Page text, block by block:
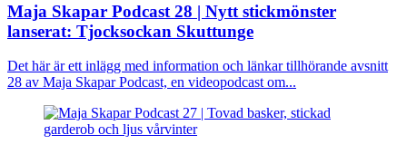
Maja Skapar Podcast 28 | Nytt stickmönster
lanserat: Tjocksockan Skuttunge
Det här är ett inlägg med information och länkar tillhörande avsnitt
28 av Maja Skapar Podcast, en videopodcast om...